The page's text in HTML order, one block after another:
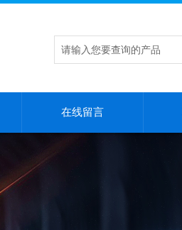
在线留言